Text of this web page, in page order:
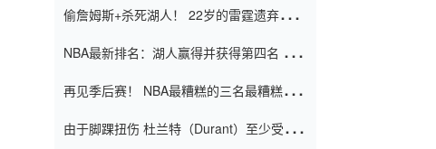
偷詹姆斯+杀死湖人！ 22岁的雷霆遗弃儿子
亿元人民币的合同
NBA最新排名：湖人赢得并获得第四名 小
再见季后赛！ NBA最糟糕的三名最糟糕的
由于脚踝扭伤 杜兰特（Durant）至少受伤